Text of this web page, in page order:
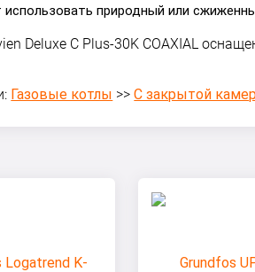
природный или
Deluxe C Plus-30K COAXIAL
Газовые котлы >>С закрытой